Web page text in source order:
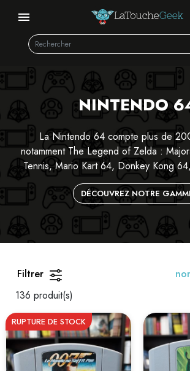
NINTENDO
La Nintendo 64 compte plus de
notamment The Legend of Zelda :
Tennis,Mario Kart 64, Donkey Kong
DÉCOUVREZ NOTRE
Filtrer
136 produit(s)
RUPTURE DE STOCK